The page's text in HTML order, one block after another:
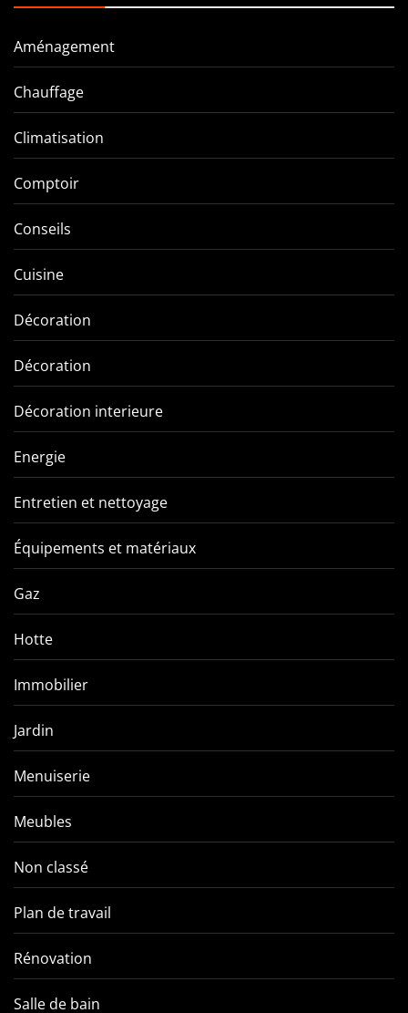
Aménagement
Chauffage
Climatisation
Comptoir
Conseils
Cuisine
Décoration
Décoration
Décoration interieure
Energie
Entretien et nettoyage
Équipements et matériaux
Gaz
Hotte
Immobilier
Jardin
Menuiserie
Meubles
Non classé
Plan de travail
Rénovation
Salle de bain